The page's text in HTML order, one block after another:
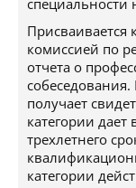
специальности
Присваивается
комиссией по
отчета о
получает
категории
трехлетнего
категории